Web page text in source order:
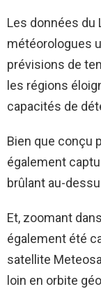
Les données du
météorologues
prévisions de
les régions
capacités de
Bien que conçu
également
brûlant au-
Et, zoomant
également été
satellite
loin en orbite